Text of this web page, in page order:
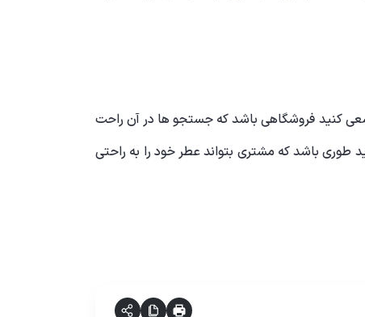
کنید فروشگاهی باشد که جستجو ها در آن راحت
طوری باشد که مشتری بتواند عطر خود را به راحتی